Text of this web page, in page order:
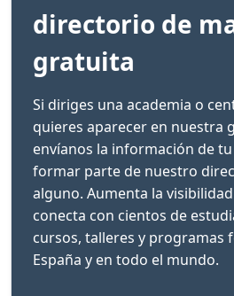
directorio de
gratuita
Si diriges una academia o
quieres aparecer en nuestra
envíanos la información de
formar parte de nuestro
alguno. Aumenta la
conecta con cientos de
cursos, talleres y programas
España y en todo el mundo.